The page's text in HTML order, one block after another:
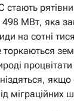
стають
498 МВт, яка
на сотні
торкаються
міграційних